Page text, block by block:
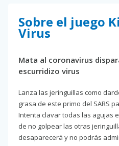
Sobre el juego
Virus
Mata al coronavirus
escurridizo virus
Lanza las jeringuillas como
grasa de este primo del SARS
Intenta clavar todas las agujas
de no golpear las otras
desaparecerá y no podrás